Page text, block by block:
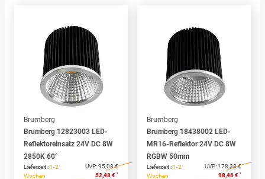
Brumberg
Brumberg 12823003 LED-
Reflektoreinsatz 24V DC 8W
2850K 60°
Lieferzeit :1-2
Wochen
UVP:95,08 €
52,48 € *
Brumberg
Brumberg 18438002 LED-
MR16-Reflektor 24V DC 8W
RGBW 50mm
Lieferzeit :1-2
Wochen
UVP:178,38 €
98,46 € *